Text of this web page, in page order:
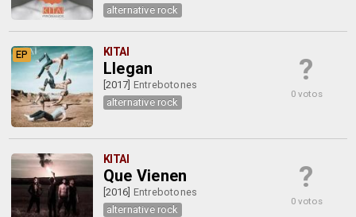
alternative rock
EP KITAI
Llegan
[2017] Entrebotones
alternative rock
?
0 votos
KITAI
Que Vienen
[2016] Entrebotones
alternative rock
?
0 votos